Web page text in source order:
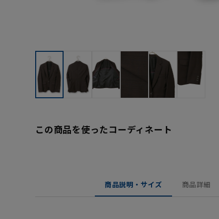
この商品を使ったコーディネート
商品説明・サイズ 商品詳細